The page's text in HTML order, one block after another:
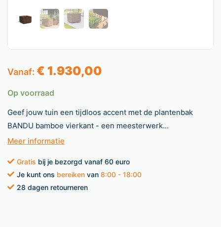
Vanaf: € 1.930,00
Op voorraad
Geef jouw tuin een tijdloos accent met de plantenbak
BANDU bamboe vierkant - een meesterwerk...
Meer informatie
Gratis bij je bezorgd vanaf 60 euro
Je kunt ons bereiken van 8:00 - 18:00
28 dagen retourneren